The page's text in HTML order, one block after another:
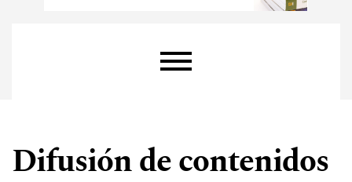
Menú principal
Difusión de contenidos